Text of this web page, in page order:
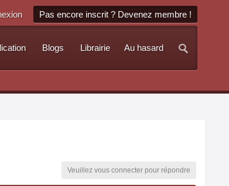
Pas encore inscrit ? Devenez membre !
Au hasard
Blogs Librairie
Veuillez vous connecter pour répondre